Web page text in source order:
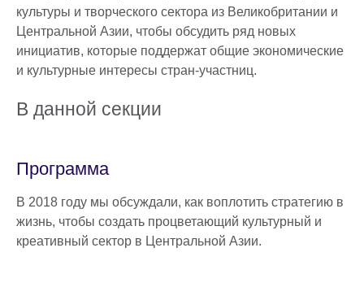
культуры и творческого сектора из Великобритании и
Центральной Азии, чтобы обсудить ряд новых
инициатив, которые поддержат общие экономические
и культурные интересы стран-участниц.
В данной секции
Программа
В 2018 году мы обсуждали, как воплотить стратегию в
жизнь, чтобы создать процветающий культурный и
креативный сектор в Центральной Азии.